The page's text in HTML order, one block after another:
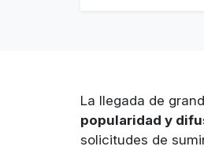
La llegada de
popularidad y
solicitudes de